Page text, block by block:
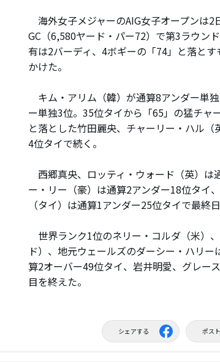
海外女子メジャーのAIG女子オープンは
GC（6,580ヤード・パー72）で第3ラウン
有は2バーディ、4ボギーの「74」と落と
かけた。
キム・アリム（韓）が通算8アンダー単
ー単独3位。35位タイから「65」の猛チャ
と落とした竹田麗央、チャーリー・ハル
4位タイで続く。
西郷真央、ロッティ・ウォード（英）は
ー・リー（豪）は通算2アンダー18位タイ
（タイ）は通算1アンダー25位タイで最終日
世界ランク1位のネリー・コルダ（米）
ド）、地元ウェールズのダーシー・ハリ
算2オーバー49位タイ、岩井明愛、グレー
目を終えた。
シェアする ポス